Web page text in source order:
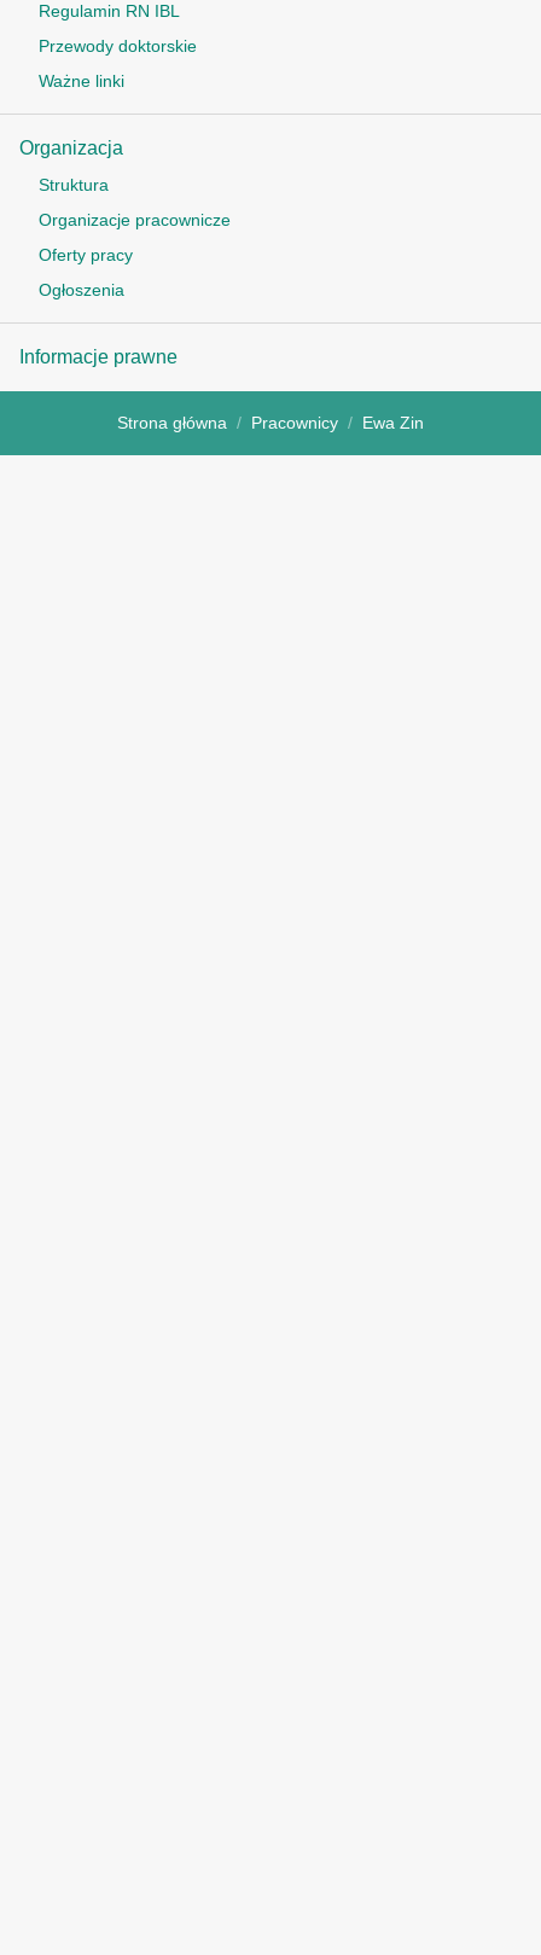
Regulamin RN IBL
Przewody doktorskie
Ważne linki
Organizacja
Struktura
Organizacje pracownicze
Oferty pracy
Ogłoszenia
Informacje prawne
Strona główna Pracownicy Ewa Zin